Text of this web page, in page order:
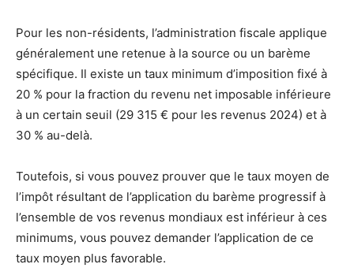
Pour les non-résidents, l’administration fiscale applique
généralement une retenue à la source ou un barème
spécifique. Il existe un taux minimum d’imposition fixé à
20 % pour la fraction du revenu net imposable inférieure
à un certain seuil (29 315 € pour les revenus 2024) et à
30 % au-delà.
Toutefois, si vous pouvez prouver que le taux moyen de
l’impôt résultant de l’application du barème progressif à
l’ensemble de vos revenus mondiaux est inférieur à ces
minimums, vous pouvez demander l’application de ce
taux moyen plus favorable.